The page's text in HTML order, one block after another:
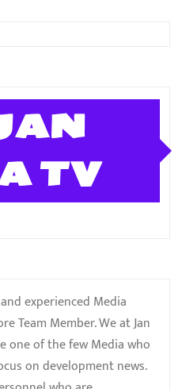
TV
experienced Media
Team Member. We at Jan
one of the few Media who
on development news.